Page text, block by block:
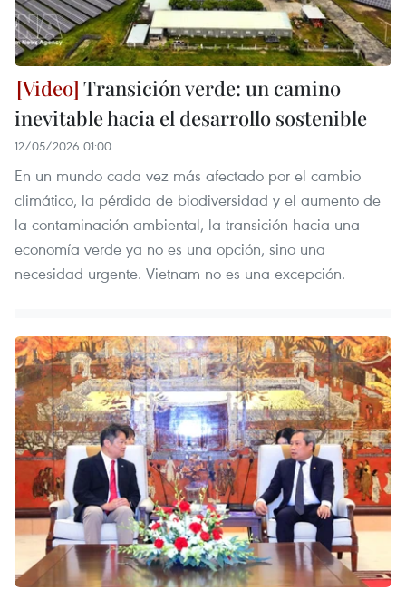
Transición verde: un camino
inevitable hacia el desarrollo sostenible
12/05/2026 01:00
En un mundo cada vez más afectado por el cambio
climático, la pérdida de biodiversidad y el aumento de
la contaminación ambiental, la transición hacia una
economía verde ya no es una opción, sino una
necesidad urgente. Vietnam no es una excepción.